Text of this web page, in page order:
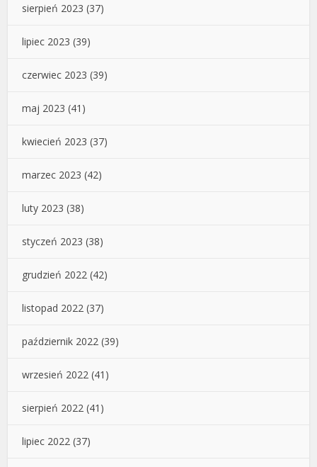
sierpień 2023 (37)
lipiec 2023 (39)
czerwiec 2023 (39)
maj 2023 (41)
kwiecień 2023 (37)
marzec 2023 (42)
luty 2023 (38)
styczeń 2023 (38)
grudzień 2022 (42)
listopad 2022 (37)
październik 2022 (39)
wrzesień 2022 (41)
sierpień 2022 (41)
lipiec 2022 (37)